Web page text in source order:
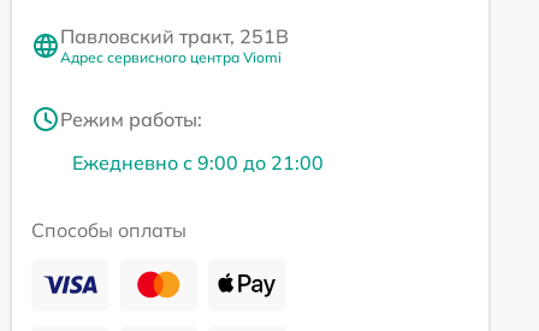
Павловский тракт, 251В
Адрес сервисного центра Viomi
Режим работы:
Ежедневно с 9:00 до 21:00
Способы оплаты